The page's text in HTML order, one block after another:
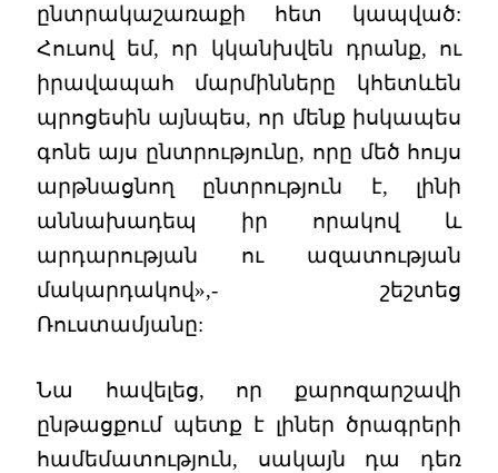
ընտրակաշառաքի հետ կապված:
Հուսով եմ, որ կկանխվեն դրանք, ու
իրավապահ մարմինները կհետևեն
պրոցեսին այնպես, որ մենք իսկապես
գոնե այս ընտրությունը, որը մեծ հույս
արթնացնող ընտրություն է, լինի
աննախադեպ իր որակով և
արդարության ու ազատության
մակարդակով»,- շեշտեց
Ռուստամյանը:
Նա հավելեց, որ քարոզարշավի
ընթացքում պետք է լիներ ծրագրերի
համեմատություն, սակայն դա դեռ